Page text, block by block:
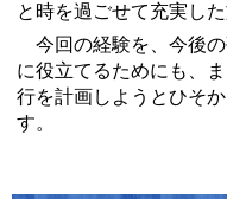
と時を過ごせて充実した
今回の経験を、今後
に役立てるためにも、
行を計画しようとひそ
す。